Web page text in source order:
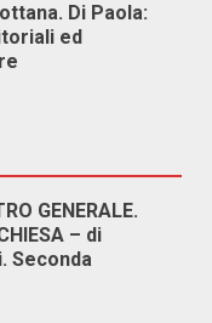
Di Paola:
ed
GENERALE.
– di
Seconda